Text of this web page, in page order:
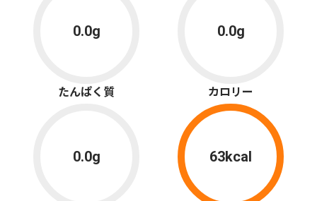
0.0g 0.0g
0.0g
たんぱく質
63kcal
カロリー